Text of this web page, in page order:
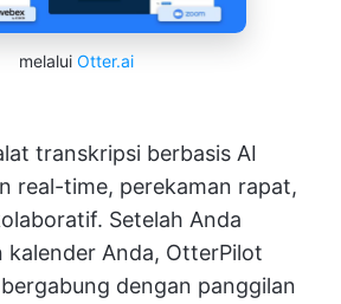
melalui Otter.ai
transkripsi berbasis AI
real-time, perekaman rapat,
Setelah Anda
kalender Anda, OtterPilot
dengan panggilan